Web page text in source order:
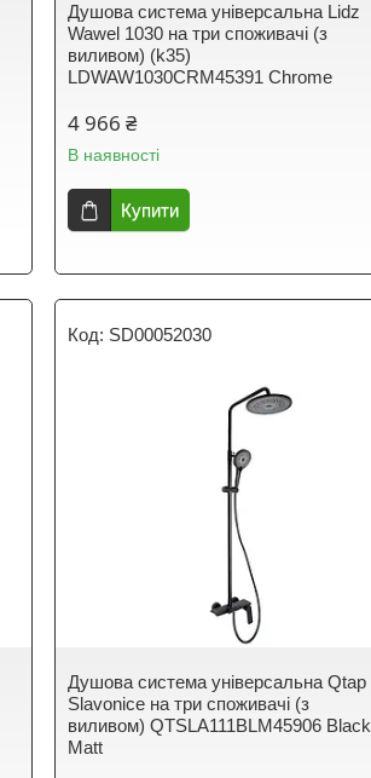
Душова система універсальна Lidz
Wawel 1030 на три споживачі (з
виливом) (k35)
LDWAW1030CRM45391 Chrome
4 966 ₴
В наявності
Купити
SD00052030
Душова система універсальна Qtap
Slavonice на три споживачі (з
виливом) QTSLA111BLM45906 Black
Matt